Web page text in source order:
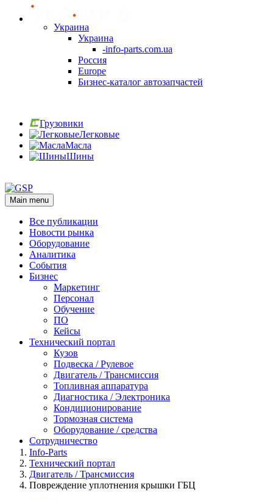
Украина
Украина
-info-parts.com.ua
Россия
Europe
Бизнес-каталог автозапчастей
Грузовики
Легковые
Масла
Шины
Main menu
Все публикации
Новости рынка
Оборудование
Аналитика
События
Бизнес
Маркетинг
Персонал
Обучение
ПО
Кейсы
Технический портал
Кузов
Подвеска / Рулевое
Двигатель / Трансмиссия
Топливная аппаратура
Диагностика / Электроника
Кондиционирование
Тормозная система
Оборудование / средства
Сотрудничество
Info-Parts
Технический портал
Двигатель / Трансмиссия
Повреждение уплотнения крышки ГБЦ